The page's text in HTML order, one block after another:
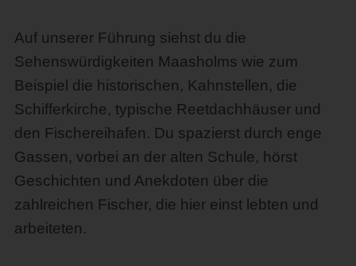
Auf unserer Führung siehst du die
Sehenswürdigkeiten Maasholms wie zum
Beispiel die historischen, Kahnstellen, die
Schifferkirche, typische Reetdachhäuser und
den Fischereihafen. Du spazierst durch enge
Gassen, vorbei an der alten Schule, hörst
Geschichten und Anekdoten über die
zahlreichen Fischer, die hier einst lebten und
arbeiteten.